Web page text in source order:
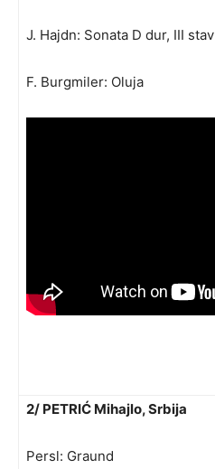
J. Hajdn: Sonata D dur, III stav
F. Burgmiler: Oluja
2/ PETRIĆ Mihajlo, Srbija
Persl: Graund